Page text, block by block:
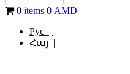
0 items 0 AMD
Рус |
Հայ |